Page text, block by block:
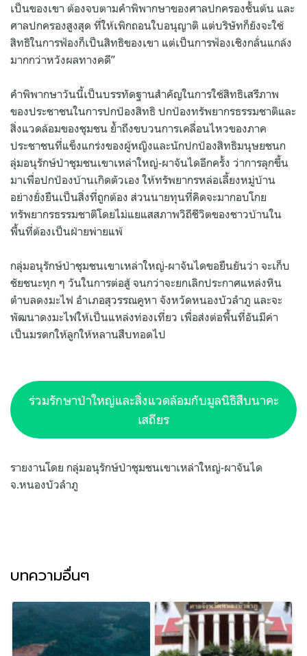
เป็นของเขา ต้องจบตามคำพิพากษาของศาลปกครองชั้นต้น และ
ศาลปกครองสูงสุด ที่ให้เพิกถอนใบอนุญาติ แต่บริษัทก็ยังจะใช้
สิทธิในการฟ้องก็เป็นสิทธิของเขา แต่เป็นการฟ้องเชิงกลั่นแกล้ง
มากกว่าหวังผลทางคดี”
คำพิพากษาวันนี้เป็นบรรทัดฐานสำคัญในการใช้สิทธิเสรีภาพ
ของประชาชนในการปกป้องสิทธิ ปกป้องทรัพยากรธรรมชาติและ
สิ่งแวดล้อมของชุมชน ย้ำถึงขบวนการเคลื่อนไหวของภาค
ประชาชนที่แข็งแกร่งของผู้หญิงและนักปกป้องสิทธิมนุษยชนก
ลุ่มอนุรักษ์ป่าชุมชนเขาเหล่าใหญ่-ผาจันไดอีกครั้ง ว่าการลุกขึ้น
มาเพื่อปกป้องบ้านเกิดตัวเอง ให้ทรัพยากรหล่อเลี้ยงหมู่บ้าน
อย่างยั่งยืนเป็นสิ่งที่ถูกต้อง ส่วนนายทุนที่คิดจะมากอบโกย
ทรัพยากรธรรมชาติโดยไม่แยแสสภาพวิถีชีวิตของชาวบ้านใน
พื้นที่ต้องเป็นฝ่ายพ่ายแพ้
กลุ่มอนุรักษ์ป่าชุมชนเขาเหล่าใหญ่-ผาจันไดขอยืนยันว่า จะเก็บ
ชัยชนะทุก ๆ วันในการต่อสู้ จนกว่าจะยกเลิกประกาศแหล่งหิน
ตำบลดงมะไฟ อำเภอสุวรรณคูหา จังหวัดหนองบัวลำภู และจะ
พัฒนาดงมะไฟให้เป็นแหล่งท่องเที่ยว เพื่อส่งต่อพื้นที่อันมีค่า
เป็นมรดกให้ลูกให้หลานสืบทอดไป
ร่วมรักษาป่าใหญ่และสิ่งแวดล้อมกับมูลนิธิสืบนาคะ
เสถียร
รายงานโดย กลุ่มอนุรักษ์ป่าชุมชนเขาเหล่าใหญ่-ผาจันได
จ.หนองบัวลำภู
บทความอื่นๆ